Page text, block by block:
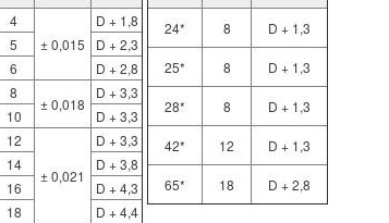
4
± 0,015
D + 1,8
5
D + 2,3
6
D + 2,8
8
± 0,018
D + 3,3
10
D + 3,3
12
± 0,021
D + 3,3
14
D + 3,8
16
D + 4,3
18
D + 4,4
24* 8 D + 1,3
25* 8 D + 1,3
28* 8 D + 1,3
42* 12 D + 1,3
65* 18 D + 2,8